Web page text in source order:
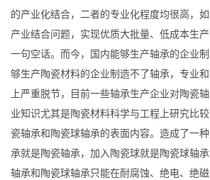
的产业化结合，二者的专业化程度均很高，
产业结合问题，实现优质大批量、低成本生
一句空话。而今，国内能够生产轴承的企业
够生产陶瓷材料的企业制造不了轴承，专业
上严重脱节，目前一些轴承生产企业对陶瓷
业知识尤其是陶瓷材料科学与工程上研究比
瓷轴承和陶瓷球轴承的表面内容。造成了一
承就是陶瓷轴承，加入陶瓷球就是陶瓷球轴
轴承和陶瓷球轴承只能在耐腐蚀、绝电、绝